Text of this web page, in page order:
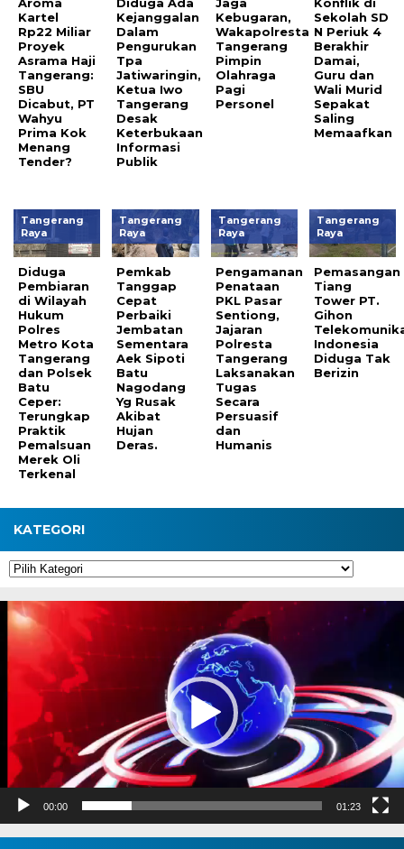
Aroma
Kartel
Rp22 Miliar
Proyek
Asrama Haji
Tangerang:
SBU
Dicabut, PT
Wahyu
Prima Kok
Menang
Tender?
Diduga Ada
Kejanggalan
Dalam
Pengurukan
Tpa
Jatiwaringin,
Ketua Iwo
Tangerang
Desak
Keterbukaan
Informasi
Publik
Jaga
Kebugaran,
Wakapolresta
Tangerang
Pimpin
Olahraga
Pagi
Personel
Konflik di
Sekolah SD
N Periuk 4
Berakhir
Damai,
Guru dan
Wali Murid
Sepakat
Saling
Memaafkan
Tangerang
Raya
Diduga
Pembiaran
di Wilayah
Hukum
Polres
Metro Kota
Tangerang
dan Polsek
Batu
Ceper:
Terungkap
Praktik
Pemalsuan
Merek Oli
Terkenal
Tangerang
Raya
Pemkab
Tanggap
Cepat
Perbaiki
Jembatan
Sementara
Aek Sipoti
Batu
Nagodang
Yg Rusak
Akibat
Hujan
Deras.
Tangerang
Raya
Pengamanan
Penataan
PKL Pasar
Sentiong,
Jajaran
Polresta
Tangerang
Laksanakan
Tugas
Secara
Persuasif
dan
Humanis
Tangerang
Raya
Pemasangan
Tiang
Tower PT.
Gihon
Indonesia
Diduga Tak
Berizin
KATEGORI
Kategori
Pemutar
Video
00:00 01:23